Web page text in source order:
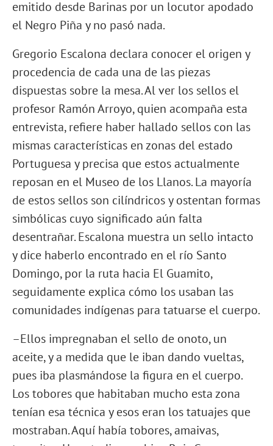
emitido desde Barinas por un locutor apodado
el Negro Piña y no pasó nada.
Gregorio Escalona declara conocer el origen y
procedencia de cada una de las piezas
dispuestas sobre la mesa. Al ver los sellos el
profesor Ramón Arroyo, quien acompaña esta
entrevista, refiere haber hallado sellos con las
mismas características en zonas del estado
Portuguesa y precisa que estos actualmente
reposan en el Museo de los Llanos. La mayoría
de estos sellos son cilíndricos y ostentan formas
simbólicas cuyo significado aún falta
desentrañar. Escalona muestra un sello intacto
y dice haberlo encontrado en el río Santo
Domingo, por la ruta hacia El Guamito,
seguidamente explica cómo los usaban las
comunidades indígenas para tatuarse el cuerpo.
–Ellos impregnaban el sello de onoto, un
aceite, y a medida que le iban dando vueltas,
pues iba plasmándose la figura en el cuerpo.
Los tobores que habitaban mucho esta zona
tenían esa técnica y esos eran los tatuajes que
mostraban. Aquí había tobores, amaivas,